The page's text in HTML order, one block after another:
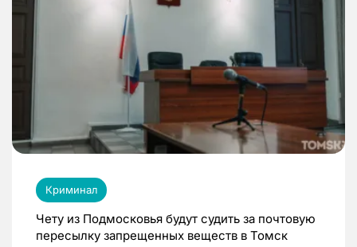
Криминал
Чету из Подмосковья будут судить за почтовую
пересылку запрещенных веществ в Томск